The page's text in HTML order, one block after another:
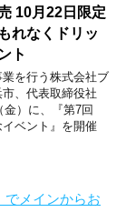
10月22日限定
れなくドリッ
ト
を行う株式会社ブ
、代表取締役社
金）に、『第7回
イベント』を開催
でメインからお